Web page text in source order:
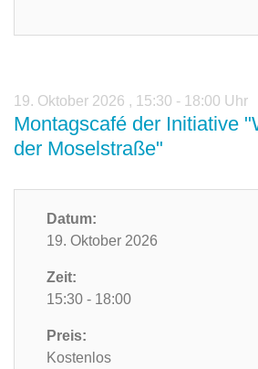
19. Oktober 2026 , 15:30 - 18:00 Uhr
Montagscafé der Initiative
der Moselstraße"
Datum:
19. Oktober 2026
Zeit:
15:30 - 18:00
Preis:
Kostenlos